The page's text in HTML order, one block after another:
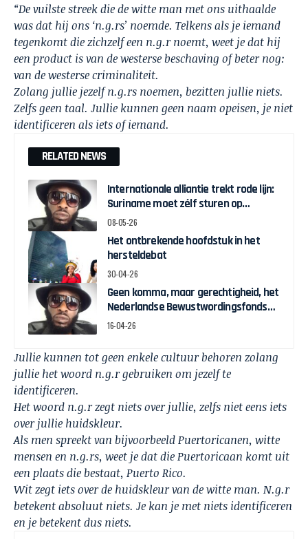
“De vuilste streek die de witte man met ons uithaalde
was dat hij ons ‘n.g.rs’ noemde. Telkens als je iemand
tegenkomt die zichzelf een n.g.r noemt, weet je dat hij
een product is van de westerse beschaving of beter nog:
van de westerse criminaliteit.
Zolang jullie jezelf n.g.rs noemen, bezitten jullie niets.
Zelfs geen taal. Jullie kunnen geen naam opeisen, je niet
identificeren als iets of iemand.
RELATED NEWS
Internationale alliantie trekt rode lijn:
Suriname moet zélf sturen op
herstelgelden
08-05-26
Het ontbrekende hoofdstuk in het
hersteldebat
30-04-26
Geen komma, maar gerechtigheid, het
Nederlandse Bewustwordingsfonds
en de strijd om zeggenschap
16-04-26
Jullie kunnen tot geen enkele cultuur behoren zolang
jullie het woord n.g.r gebruiken om jezelf te
identificeren.
Het woord n.g.r zegt niets over jullie, zelfs niet eens iets
over jullie huidskleur.
Als men spreekt van bijvoorbeeld Puertoricanen, witte
mensen en n.g.rs, weet je dat die Puertoricaan komt uit
een plaats die bestaat, Puerto Rico.
Wit zegt iets over de huidskleur van de witte man. N.g.r
betekent absoluut niets. Je kan je met niets identificeren
en je betekent dus niets.